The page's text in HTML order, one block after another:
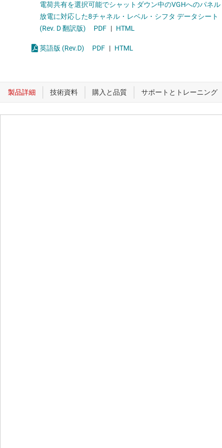
電荷共有を選択可能でシャットダウン中のVGHへのパネル
放電に対応した8チャネル・レベル・シフタ データシート
(Rev. D 翻訳版)
PDF | HTML
英語版 (Rev.D) PDF | HTML